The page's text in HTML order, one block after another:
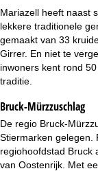
n
a
Mariazell heeft naast
lekkere traditionele
gemaakt van 33
Girrer. En niet te
inwoners kent rond
traditie.
Bruck-Mürzzuschlag
De regio Bruck-
Stiermarken gelegen.
regiohoofdstad Bruck
van Oostenrijk. Met